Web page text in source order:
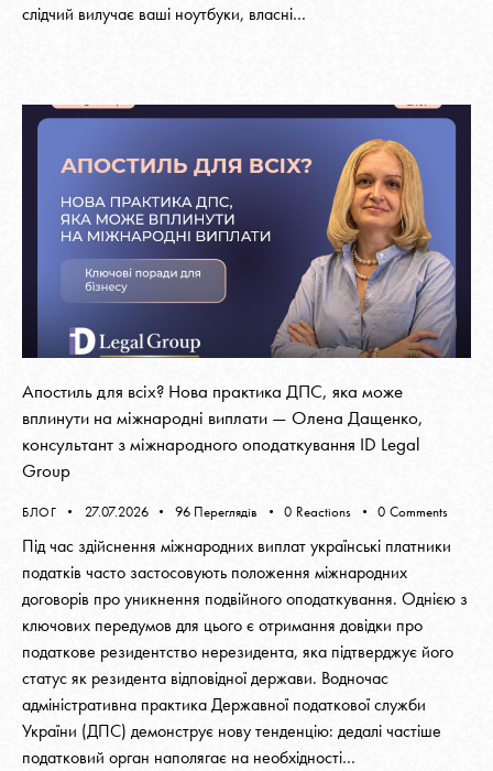
слідчий вилучає ваші ноутбуки, власні…
Апостиль для всіх? Нова практика ДПС, яка може
вплинути на міжнародні виплати — Олена Дащенко,
консультант з міжнародного оподаткування ID Legal
Group
БЛОГ 27.07.2026 96 Переглядів 0 Reactions 0 Comments
Під час здійснення міжнародних виплат українські платники
податків часто застосовують положення міжнародних
договорів про уникнення подвійного оподаткування. Однією з
ключових передумов для цього є отримання довідки про
податкове резидентство нерезидента, яка підтверджує його
статус як резидента відповідної держави. Водночас
адміністративна практика Державної податкової служби
України (ДПС) демонструє нову тенденцію: дедалі частіше
податковий орган наполягає на необхідності…